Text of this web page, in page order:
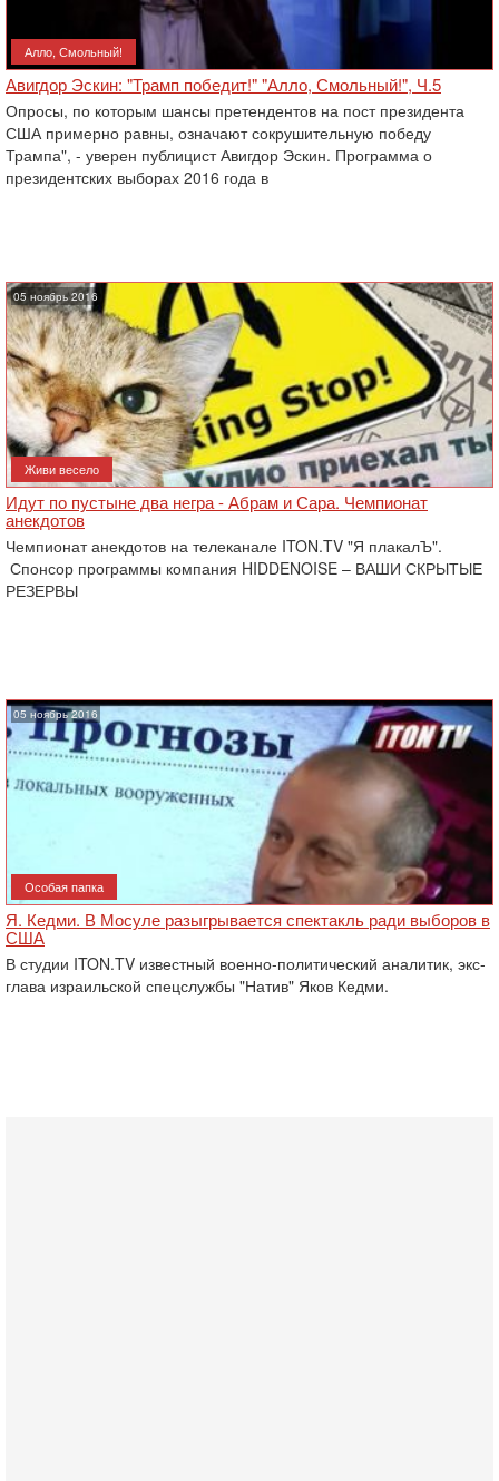
Алло, Смольный!
Авигдор Эскин: "Трамп победит!" "Алло, Смольный!", Ч.5
Опросы, по которым шансы претендентов на пост президента
США примерно равны, означают сокрушительную победу
Трампа", - уверен публицист Авигдор Эскин. Программа о
президентских выборах 2016 года в
05 ноябрь 2016
Живи весело
Идут по пустыне два негра - Абрам и Сара. Чемпионат
анекдотов
Чемпионат анекдотов на телеканале ITON.TV "Я плакалЪ".
Спонсор программы компания HIDDENOISE – ВАШИ СКРЫТЫЕ
РЕЗЕРВЫ
05 ноябрь 2016
Особая папка
Я. Кедми. В Мосуле разыгрывается спектакль ради выборов в
США
В студии ITON.TV известный военно-политический аналитик, экс-
глава израильской спецслужбы "Натив" Яков Кедми.